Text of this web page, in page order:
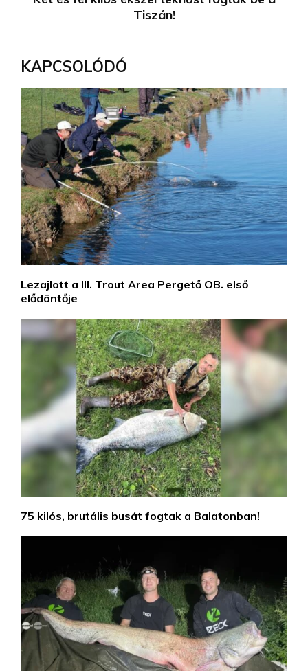
Tiszán!
KAPCSOLÓDÓ
Lezajlott a III. Trout Area Pergető OB. első
elődöntője
75 kilós, brutális busát fogtak a Balatonban!